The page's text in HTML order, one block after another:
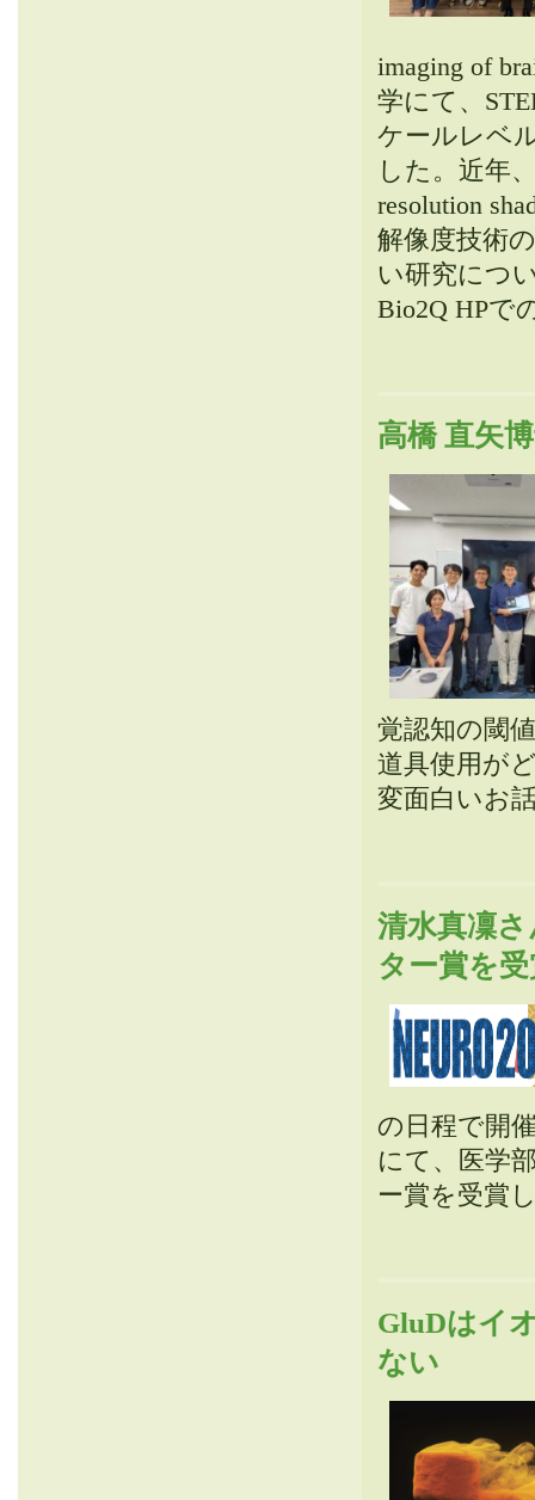
imaging of
学にて、
ケールレベ
した。近年
resolution
解像度技術
い研究につ
Bio2Q HPで
高橋 直矢
覚認知の閾
道具使用が
変面白いお
清水真凜
ター賞を
の日程で開
にて、医学
ー賞を受賞
GluDはイ
ない